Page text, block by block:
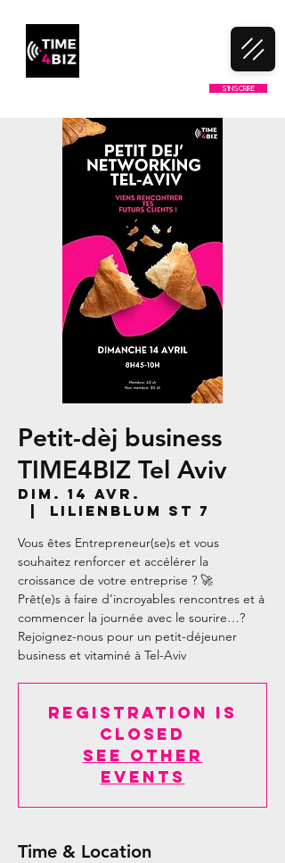
S'inscrire
Petit-dèj business
TIME4BIZ Tel Aviv
dim. 14 avr.
Lilienblum St 7
Vous êtes Entrepreneur(se)s et vous
souhaitez renforcer et accélérer la
croissance de votre entreprise ? 🚀
Prêt(e)s à faire d’incroyables rencontres et à
commencer la journée avec le sourire…?
Rejoignez-nous pour un petit-déjeuner
business et vitaminé à Tel-Aviv
Registration is
closed
See other
events
Time & Location